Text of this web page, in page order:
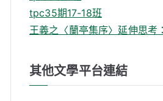
tpc35期17-18班
王義之〈蘭亭集序〉延伸思
其他文學平台連結